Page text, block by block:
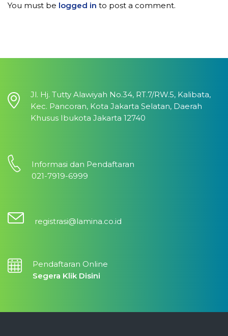
You must be logged in to post a comment.
Jl. Hj. Tutty Alawiyah No.34, RT.7/RW.5, Kalibata,
Kec. Pancoran, Kota Jakarta Selatan, Daerah
Khusus Ibukota Jakarta 12740
Informasi dan Pendaftaran
021-7919-6999
registrasi@lamina.co.id
Pendaftaran Online
Segera Klik Disini